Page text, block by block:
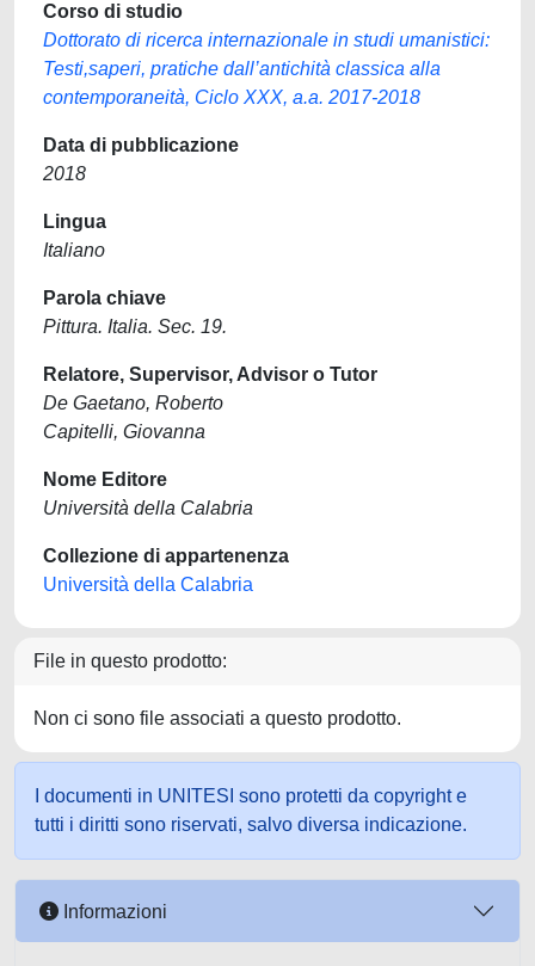
Corso di studio
Dottorato di ricerca internazionale in studi umanistici:
Testi,saperi, pratiche dall’antichità classica alla
contemporaneità, Ciclo XXX, a.a. 2017-2018
Data di pubblicazione
2018
Lingua
Italiano
Parola chiave
Pittura. Italia. Sec. 19.
Relatore, Supervisor, Advisor o Tutor
De Gaetano, Roberto
Capitelli, Giovanna
Nome Editore
Università della Calabria
Collezione di appartenenza
Università della Calabria
File in questo prodotto:
Non ci sono file associati a questo prodotto.
I documenti in UNITESI sono protetti da copyright e
tutti i diritti sono riservati, salvo diversa indicazione.
Informazioni